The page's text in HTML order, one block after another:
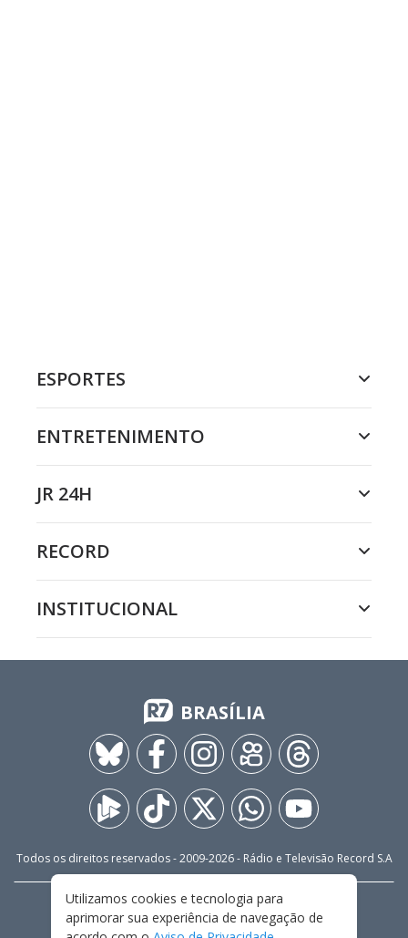
ESPORTES
ENTRETENIMENTO
JR 24H
RECORD
INSTITUCIONAL
BRASÍLIA
Todos os direitos reservados - 2009-2026- Rádio e Televisão Record S.A
FALE CONOSCO
PRIVACIDADE
TERMOS E CONDIÇÕES DE USO
Utilizamos cookies e tecnologia para
aprimorar sua experiência de navegação de